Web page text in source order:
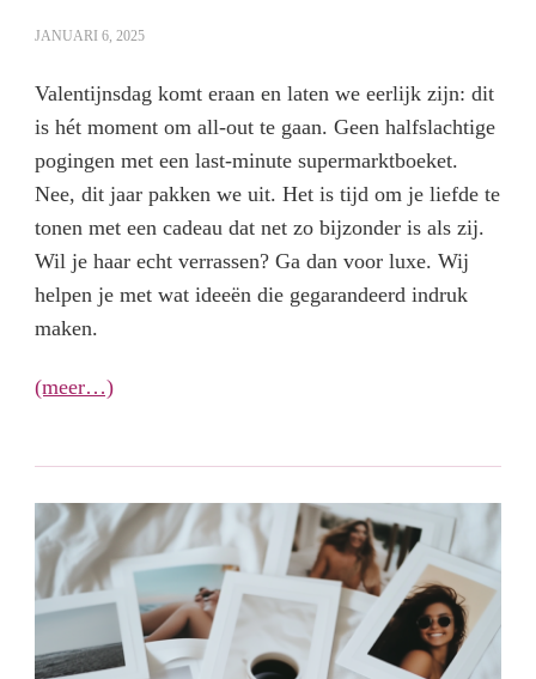
JANUARI 6, 2025
Valentijnsdag komt eraan en laten we eerlijk zijn: dit
is hét moment om all-out te gaan. Geen halfslachtige
pogingen met een last-minute supermarktboeket.
Nee, dit jaar pakken we uit. Het is tijd om je liefde te
tonen met een cadeau dat net zo bijzonder is als zij.
Wil je haar echt verrassen? Ga dan voor luxe. Wij
helpen je met wat ideeën die gegarandeerd indruk
maken.
(meer…)